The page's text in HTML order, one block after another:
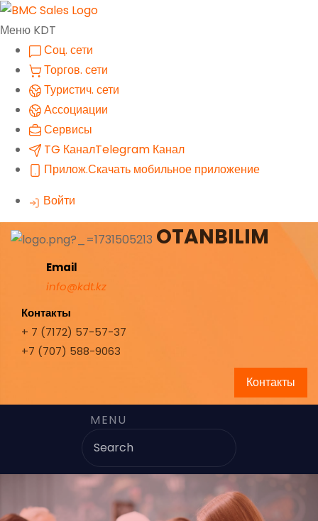
Меню KDT
Соц. сети
Торгов. сети
Туристич. сети
Ассоциации
Сервисы
TG КаналTelegram Канал
Прилож.Скачать мобильное приложение
Войти
OTANBILIM
Email
info@kdt.kz
Контакты
+ 7 (7172) 57-57-37
+7 (707) 588-9063
Контакты
MENU